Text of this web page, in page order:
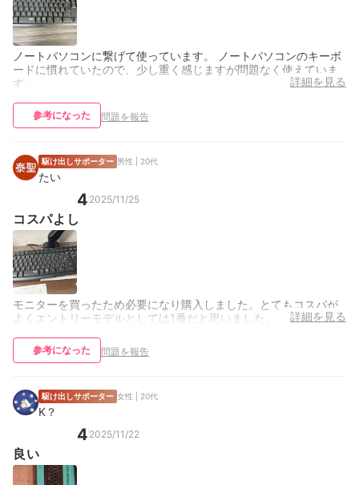
ノートパソコンに繋げて使っています。 ノートパソコンのキーボ
ードに慣れていたので、少し重く感じますが問題なく使えていま
す。
詳細を見る
参考になった 問題を報告
駆け出しサポーター 男性 | 20代
たい
4 2025/11/25
コスパよし
モニターを買ったため必要になり購入しました。とてもコスパが
よくエントリーモデルとしては1番だと思いました。
詳細を見る
参考になった 問題を報告
駆け出しサポーター 女性 | 20代
K？
4 2025/11/22
良い